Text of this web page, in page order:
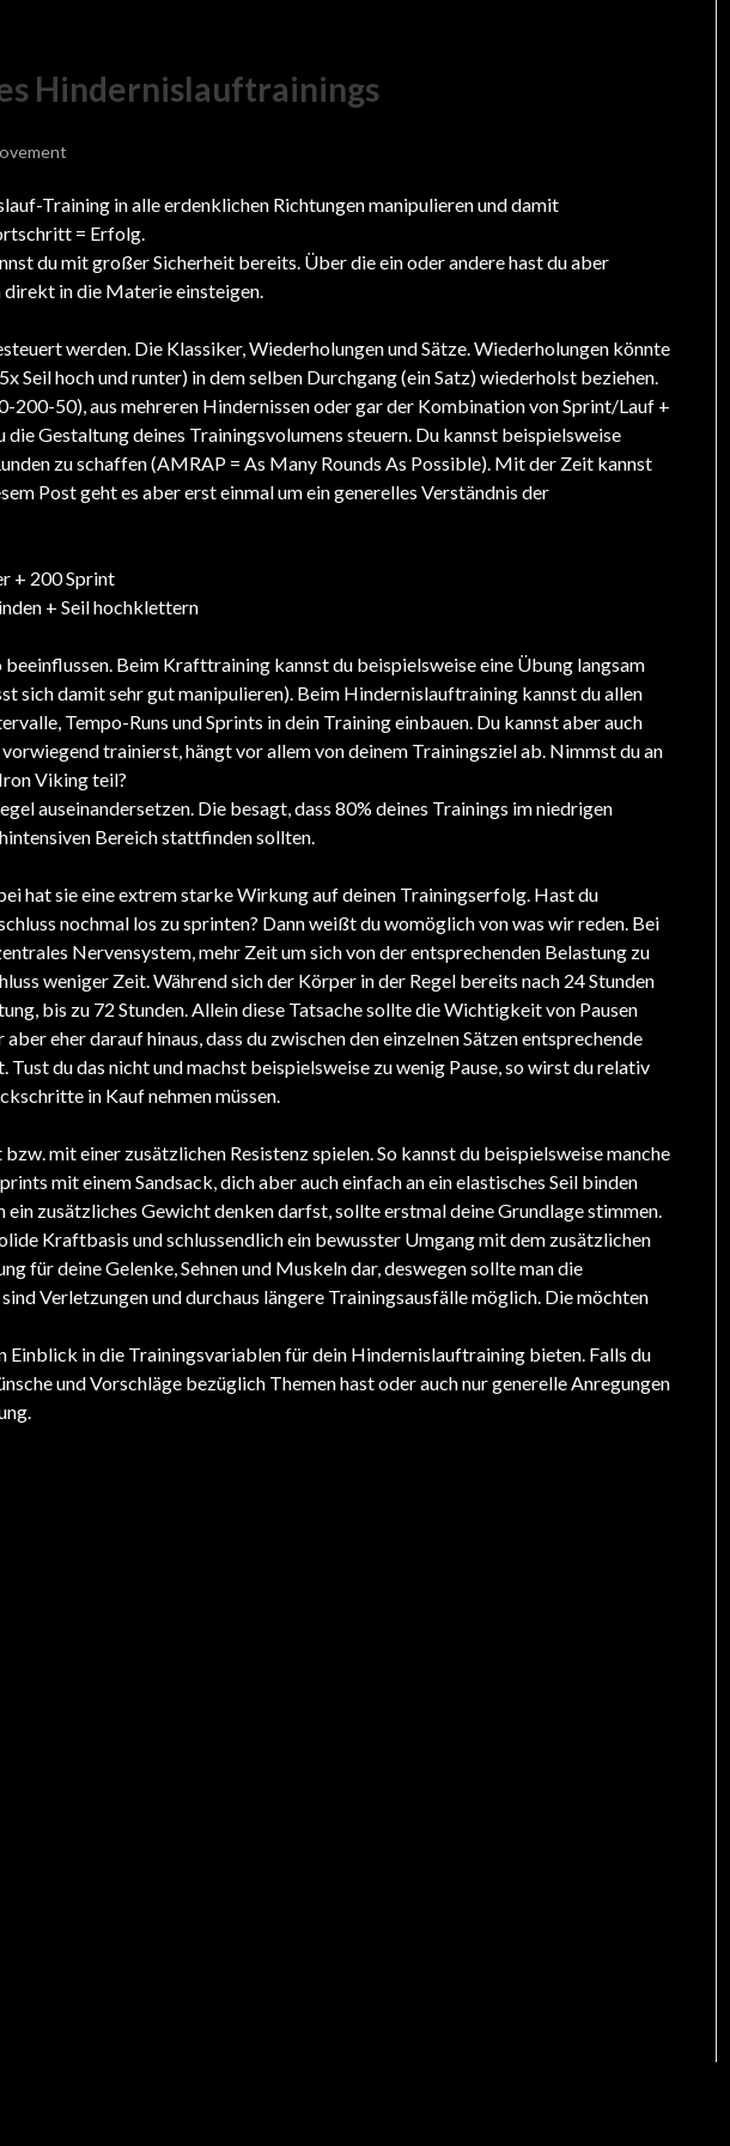
Hindernislauftrainings
Training in alle erdenklichen Richtungen manipulieren und damit
= Erfolg.
du mit großer Sicherheit bereits. Über die ein oder andere hast du aber
in die Materie einsteigen.
werden. Die Klassiker, Wiederholungen und Sätze. Wiederholungen könnte
Seil hoch und runter) in dem selben Durchgang (ein Satz) wiederholst beziehen.
200-50), aus mehreren Hindernissen oder gar der Kombination von Sprint/Lauf +
Gestaltung deines Trainingsvolumens steuern. Du kannst beispielsweise
zu schaffen (AMRAP = As Many Rounds As Possible). Mit der Zeit kannst
Post geht es aber erst einmal um ein generelles Verständnis der
+ 200 Sprint
+ Seil hochklettern
Beim Krafttraining kannst du beispielsweise eine Übung langsam
sich damit sehr gut manipulieren). Beim Hindernislauftraining kannst du allen
Tempo-Runs und Sprints in dein Training einbauen. Du kannst aber auch
trainierst, hängt vor allem von deinem Trainingsziel ab. Nimmst du an
Viking teil?
auseinandersetzen. Die besagt, dass 80% deines Trainings im niedrigen
Bereich stattfinden sollten.
hat sie eine extrem starke Wirkung auf deinen Trainingserfolg. Hast du
nochmal los zu sprinten? Dann weißt du womöglich von was wir reden. Bei
Nervensystem, mehr Zeit um sich von der entsprechenden Belastung zu
weniger Zeit. Während sich der Körper in der Regel bereits nach 24 Stunden
bis zu 72 Stunden. Allein diese Tatsache sollte die Wichtigkeit von Pausen
eher darauf hinaus, dass du zwischen den einzelnen Sätzen entsprechende
du das nicht und machst beispielsweise zu wenig Pause, so wirst du relativ
in Kauf nehmen müssen.
mit einer zusätzlichen Resistenz spielen. So kannst du beispielsweise manche
mit einem Sandsack, dich aber auch einfach an ein elastisches Seil binden
zusätzliches Gewicht denken darfst, sollte erstmal deine Grundlage stimmen.
Kraftbasis und schlussendlich ein bewusster Umgang mit dem zusätzlichen
für deine Gelenke, Sehnen und Muskeln dar, deswegen sollte man die
Verletzungen und durchaus längere Trainingsausfälle möglich. Die möchten
in die Trainingsvariablen für dein Hindernislauftraining bieten. Falls du
und Vorschläge bezüglich Themen hast oder auch nur generelle Anregungen